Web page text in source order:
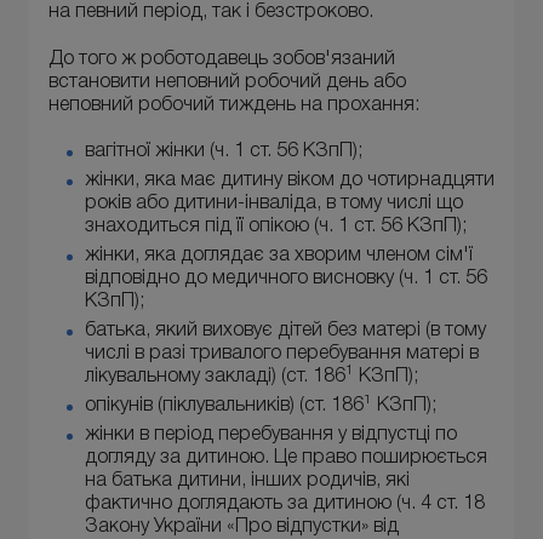
на певний період, так і безстроково.
До того ж роботодавець зобов'язаний
встановити неповний робочий день або
неповний робочий тиждень на прохання:
вагітної жінки (ч. 1 ст. 56 КЗпП);
жінки, яка має дитину віком до чотирнадцяти
років або дитини-інваліда, в тому числі що
знаходиться під її опікою (ч. 1 ст. 56 КЗпП);
жінки, яка доглядає за хворим членом сім'ї
відповідно до медичного висновку (ч. 1 ст. 56
КЗпП);
батька, який виховує дітей без матері (в тому
числі в разі тривалого перебування матері в
лікувальному закладі) (ст. 1861
КЗпП);
опікунів (піклувальників) (ст. 1861
КЗпП);
жінки в період перебування у відпустці по
догляду за дитиною. Це право поширюється
на батька дитини, інших родичів, які
фактично доглядають за дитиною (ч. 4 ст. 18
Закону України «Про відпустки» від